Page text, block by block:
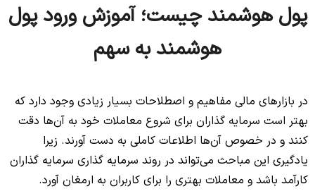
پول هوشمند چیست؛ آموزش ورود پول
هوشمند به سهم
در بازارهای مالی مفاهیم و اصطلاحات بسیار زیادی وجود دارد که
بهتر است سرمایه گذاران برای شروع معاملات خود به آن‌ها دقت
کنند و در خصوص آن‌ها اطلاعات کاملی به دست آورند. زیرا
یادگیری این مباحث می‌تواند در روند سرمایه گذاری سرمایه گذاران
کارآمد باشد و معاملات بهتری را برای کاربران به ارمغان آورد.